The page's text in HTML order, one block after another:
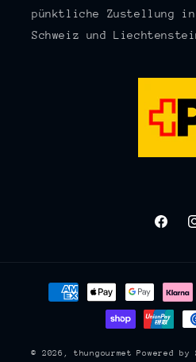
pünktliche Zustellung in
Schweiz und
Zahlungsmethoden
© 2026,thungourmet Powered by